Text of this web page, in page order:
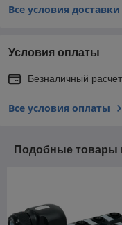
Все условия доставки
Условия оплаты
Безналичный расчет
Все условия оплаты
Подобные товары